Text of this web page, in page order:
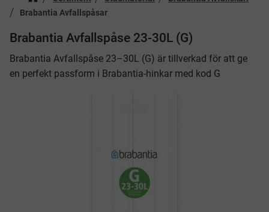
Brabantia Avfallspåsar
Brabantia Avfallspåse 23-30L (G)
Brabantia Avfallspåse 23–30L (G) är tillverkad för att ge
en perfekt passform i Brabantia-hinkar med kod G